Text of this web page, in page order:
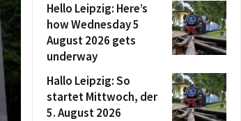
Hello Leipzig: Here’s
how Wednesday 5
August 2026 gets
underway
Hallo Leipzig: So
startet Mittwoch, der
5. August 2026